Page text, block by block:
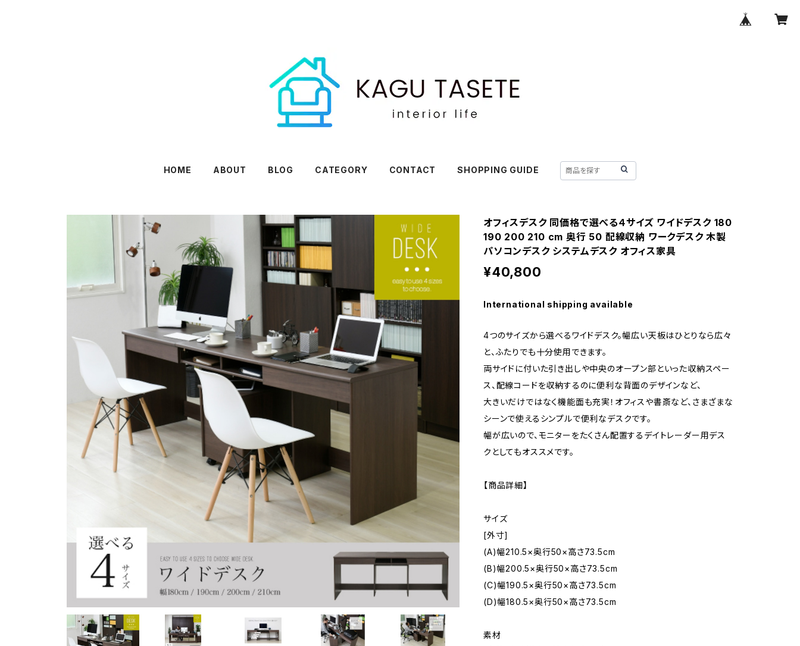
HOME ABOUT BLOG CATEGORY CONTACT SHOPPING GUIDE
オフィスデスク 同価格で選べる４サイズ ワイドデスク 180
190 200 210 cm 奥行 50 配線収納 ワークデスク 木製
パソコンデスク システムデスク オフィス家具
¥40,800
International shipping available
4つのサイズから選べるワイドデスク。幅広い天板はひとりなら広々
と、ふたりでも十分使用できます。
両サイドに付いた引き出しや中央のオープン部といった収納スペー
ス、配線コードを収納するのに便利な背面のデザインなど、
大きいだけではなく機能面も充実！オフィスや書斎など、さまざまな
シーンで使えるシンプルで便利なデスクです。
幅が広いので、モニターをたくさん配置するデイトレーダー用デス
クとしてもオススメです。
【商品詳細】
サイズ
[外寸]
(A)幅210.5×奥行50×高さ73.5cm
(B)幅200.5×奥行50×高さ73.5cm
(C)幅190.5×奥行50×高さ73.5cm
(D)幅180.5×奥行50×高さ73.5cm
素材